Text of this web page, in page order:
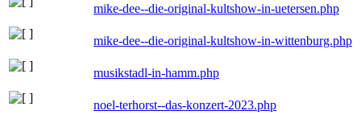
mike-dee--die-original-kultshow-in-uetersen.php
mike-dee--die-original-kultshow-in-wittenburg.php
musikstadl-in-hamm.php
noel-terhorst--das-konzert-2023.php